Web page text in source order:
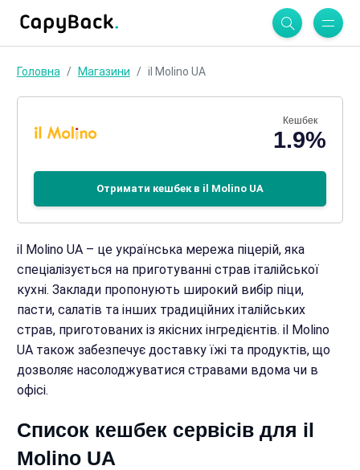
Головна Магазини il Molino UA
Кешбек
1.9%
Отримати кешбек в il Molino UA
il Molino UA – це українська мережа піцерій, яка
спеціалізується на приготуванні страв італійської
кухні. Заклади пропонують широкий вибір піци,
пасти, салатів та інших традиційних італійських
страв, приготованих із якісних інгредієнтів. il Molino
UA також забезпечує доставку їжі та продуктів, що
дозволяє насолоджуватися стравами вдома чи в
офісі.
Список кешбек сервісів для il
Molino UA